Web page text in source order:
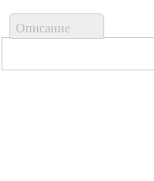
Описание